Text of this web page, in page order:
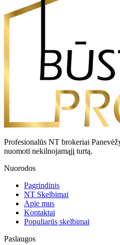
Profesionalūs NT brokeriai
nuomoti nekilnojamąjį turtą.
Nuorodos
Pagrindinis
NT Skelbimai
Apie mus
Kontaktai
Populiarūs skelbimai
Paslaugos